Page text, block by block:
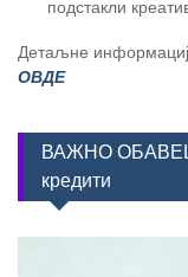
подстакли
Детаљне
ОВДЕ
ВАЖНО
кредити